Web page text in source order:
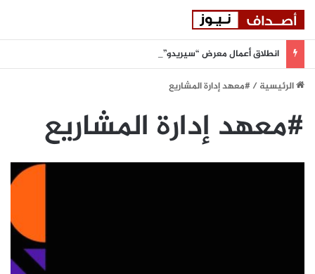
الرئيسية/ #معهد إدارة المشاريع
#معهد إدارة المشاريع